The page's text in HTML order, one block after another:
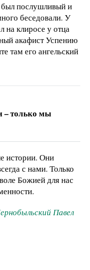
послушливый и
беседовали. У
на клиросе у отца
акафист Успению
там его ангельский
– только мы
истории. Они
с нами. Только
Божией для нас
Павел